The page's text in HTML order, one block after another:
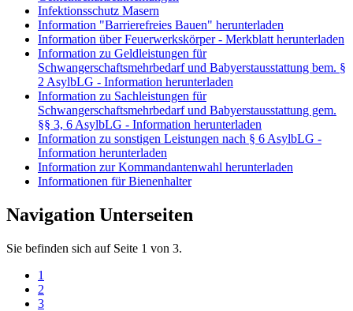
Infektionsschutz Masern
Information "Barrierefreies Bauen" herunterladen
Information über Feuerwerkskörper - Merkblatt herunterladen
Information zu Geldleistungen für
Schwangerschaftsmehrbedarf und Babyerstausstattung bem. §
2 AsylbLG - Information herunterladen
Information zu Sachleistungen für
Schwangerschaftsmehrbedarf und Babyerstausstattung gem.
§§ 3, 6 AsylbLG - Information herunterladen
Information zu sonstigen Leistungen nach § 6 AsylbLG -
Information herunterladen
Information zur Kommandantenwahl herunterladen
Informationen für Bienenhalter
Navigation Unterseiten
Sie befinden sich auf Seite 1 von 3.
1
2
3